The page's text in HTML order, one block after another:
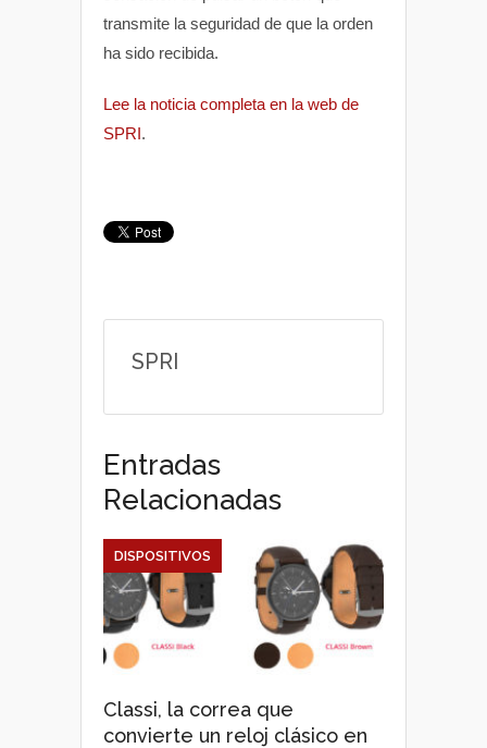
transmite la seguridad de que la orden
ha sido recibida.
Lee la noticia completa en la web de
SPRI.
SPRI
Entradas
Relacionadas
Classi, la correa que
convierte un reloj clásico en
DISPOSITIVOS